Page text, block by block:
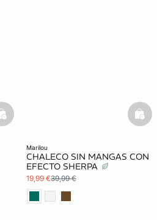
basketfull
marilou
CHALECO SIN MANGAS CON
EFECTO SHERPA
19,99 €39,99 €